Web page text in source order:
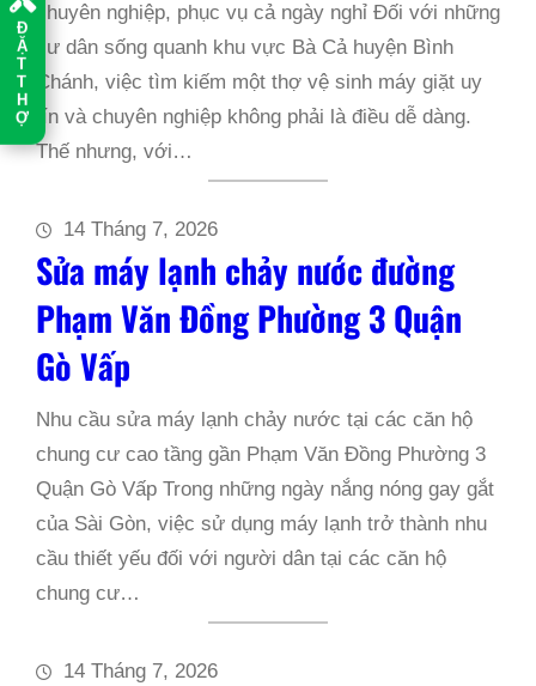
Đ
Ặ
T
T
H
Ợ
chuyên nghiệp, phục vụ cả ngày nghỉ Đối với những
cư dân sống quanh khu vực Bà Cả huyện Bình
Chánh, việc tìm kiếm một thợ vệ sinh máy giặt uy
tín và chuyên nghiệp không phải là điều dễ dàng.
Thế nhưng, với…
14 Tháng 7, 2026
Sửa máy lạnh chảy nước đường
Phạm Văn Đồng Phường 3 Quận
Gò Vấp
Nhu cầu sửa máy lạnh chảy nước tại các căn hộ
chung cư cao tầng gần Phạm Văn Đồng Phường 3
Quận Gò Vấp Trong những ngày nắng nóng gay gắt
của Sài Gòn, việc sử dụng máy lạnh trở thành nhu
cầu thiết yếu đối với người dân tại các căn hộ
chung cư…
14 Tháng 7, 2026